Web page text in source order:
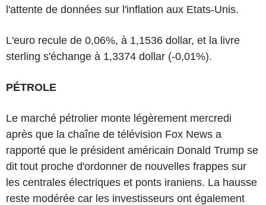
l'attente de données sur l'inflation aux Etats-Unis.
L'euro recule de 0,06%, à 1,1536 dollar, et la livre
sterling s'échange à 1,3374 dollar (-0,01%).
PÉTROLE
Le marché pétrolier monte légèrement mercredi
après que la chaîne de télévision Fox News a
rapporté que le président américain Donald Trump se
dit tout proche d'ordonner de nouvelles frappes sur
les centrales électriques et ponts iraniens. La hausse
reste modérée car les investisseurs ont également